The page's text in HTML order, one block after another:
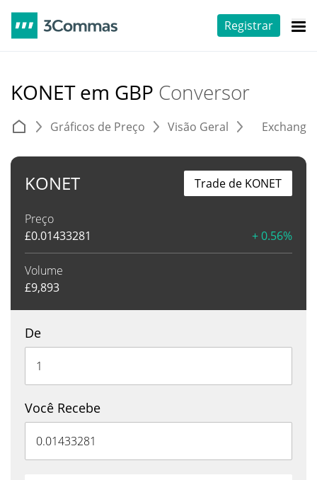
Registrar
KONET em GBP Conversor
Gráficos de Preço Visão Geral
KONET
Preço
£0.01433281 + 0.56%
Volume
£9,893
Trade de KONET
De
Você Recebe